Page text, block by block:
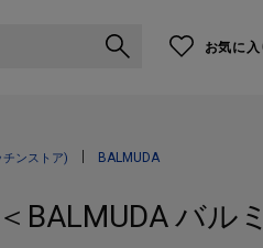
お気に入
◆The Toaster BK ＜BALMUDA バルミ
ンストア) BALMUDA
BALMUDA バル